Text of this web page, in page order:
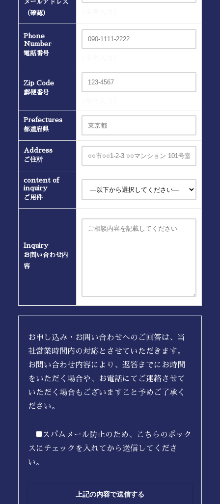
メールアドレス
（確認）
Phone
Number
電話番号
Zip Code
郵便番号
Prefectures
都道府県
Address
ご住所
content of
inquiry
ご用件
Inquiry
お問い合わせ内
容
お申し込み・お問い合わせへのご回答は、当
社営業時間内の対応とさせていただきます。
お問い合わせ内容により、返答までにお時間
をいただく場合や、お電話にてご連絡させて
いただく場合もございますこと予めご了承く
ださい。
スパムメール防止のため、こちらのボック
スにチェックを入れてから送信してくださ
い。